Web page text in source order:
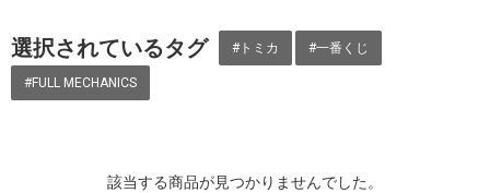
選択されているタグ #トミカ #一番くじ
#FULL MECHANICS
該当する商品が見つかりませんでした。